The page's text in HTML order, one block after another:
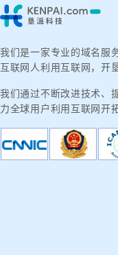
我们是一家专业的域名服
互联网人利用互联网，开
我们通过不断改进技术、
力全球用户利用互联网开